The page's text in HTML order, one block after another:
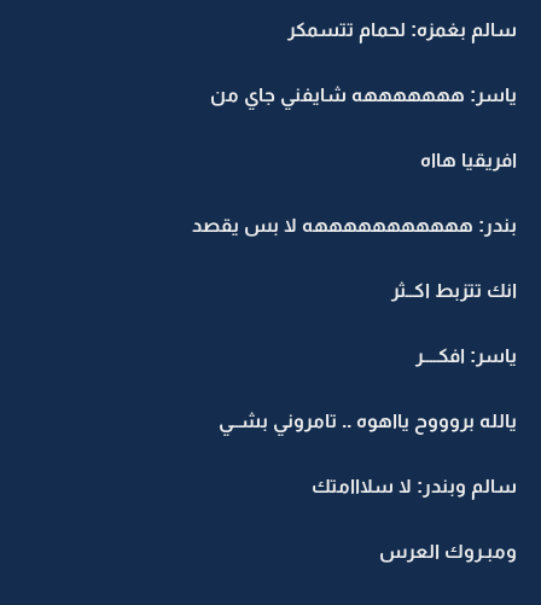
سالم بغمزه: لحمام تتسمكر
ياسر: هههههههه شايفني جاي من
افريقيا هااه
بندر: هههههههههههه لا بس يقصد
انك تتزبط اكــثر
ياسر: افكــــر
يالله بروووح يااهوه .. تامروني بشــي
سالم وبندر: لا سلااامتك
ومبـروك العرس